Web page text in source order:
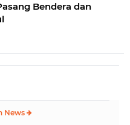
Bendera dan
News